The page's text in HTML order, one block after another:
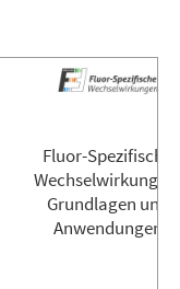
Fluor-Spezifische
Wechselwirkungen:
Grundlagen und
Anwendungen